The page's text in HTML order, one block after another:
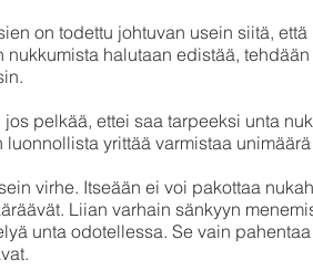
on todettu johtuvan usein siitä,
nukkumista halutaan edistää,
jos pelkää, ettei saa tarpeeksi unta
luonnollista yrittää varmistaa
virhe. Itseään ei voi pakottaa
Liian varhain sänkyyn
unta odotellessa. Se vain